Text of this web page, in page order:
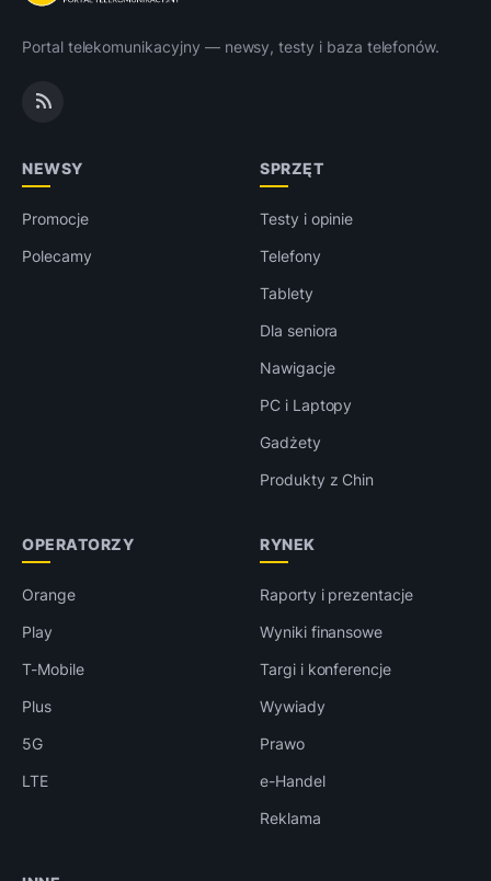
Portal telekomunikacyjny — newsy, testy i baza telefonów.
NEWSY
Promocje
Polecamy
SPRZĘT
Testy i opinie
Telefony
Tablety
Dla seniora
Nawigacje
PC i Laptopy
Gadżety
Produkty z Chin
OPERATORZY
Orange
Play
T-Mobile
Plus
5G
LTE
RYNEK
Raporty i prezentacje
Wyniki finansowe
Targi i konferencje
Wywiady
Prawo
e-Handel
Reklama